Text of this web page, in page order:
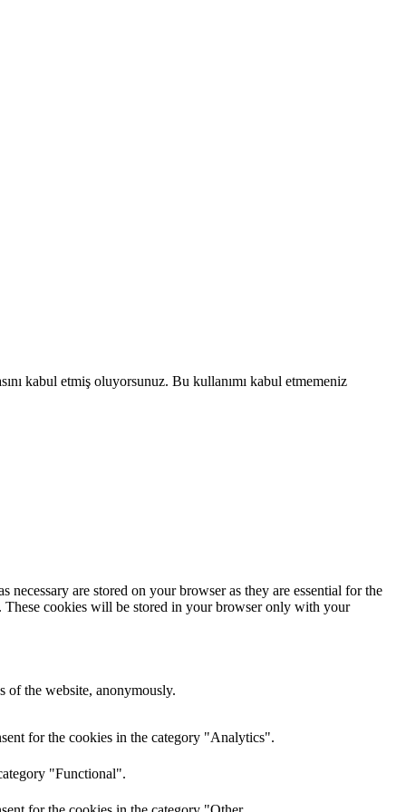
kabul etmiş oluyorsunuz. Bu kullanımı kabul etmemeniz
are stored on your browser as they are essential for the
These cookies will be stored in your browser only with your
of the website, anonymously.
for the cookies in the category "Analytics".
"Functional".